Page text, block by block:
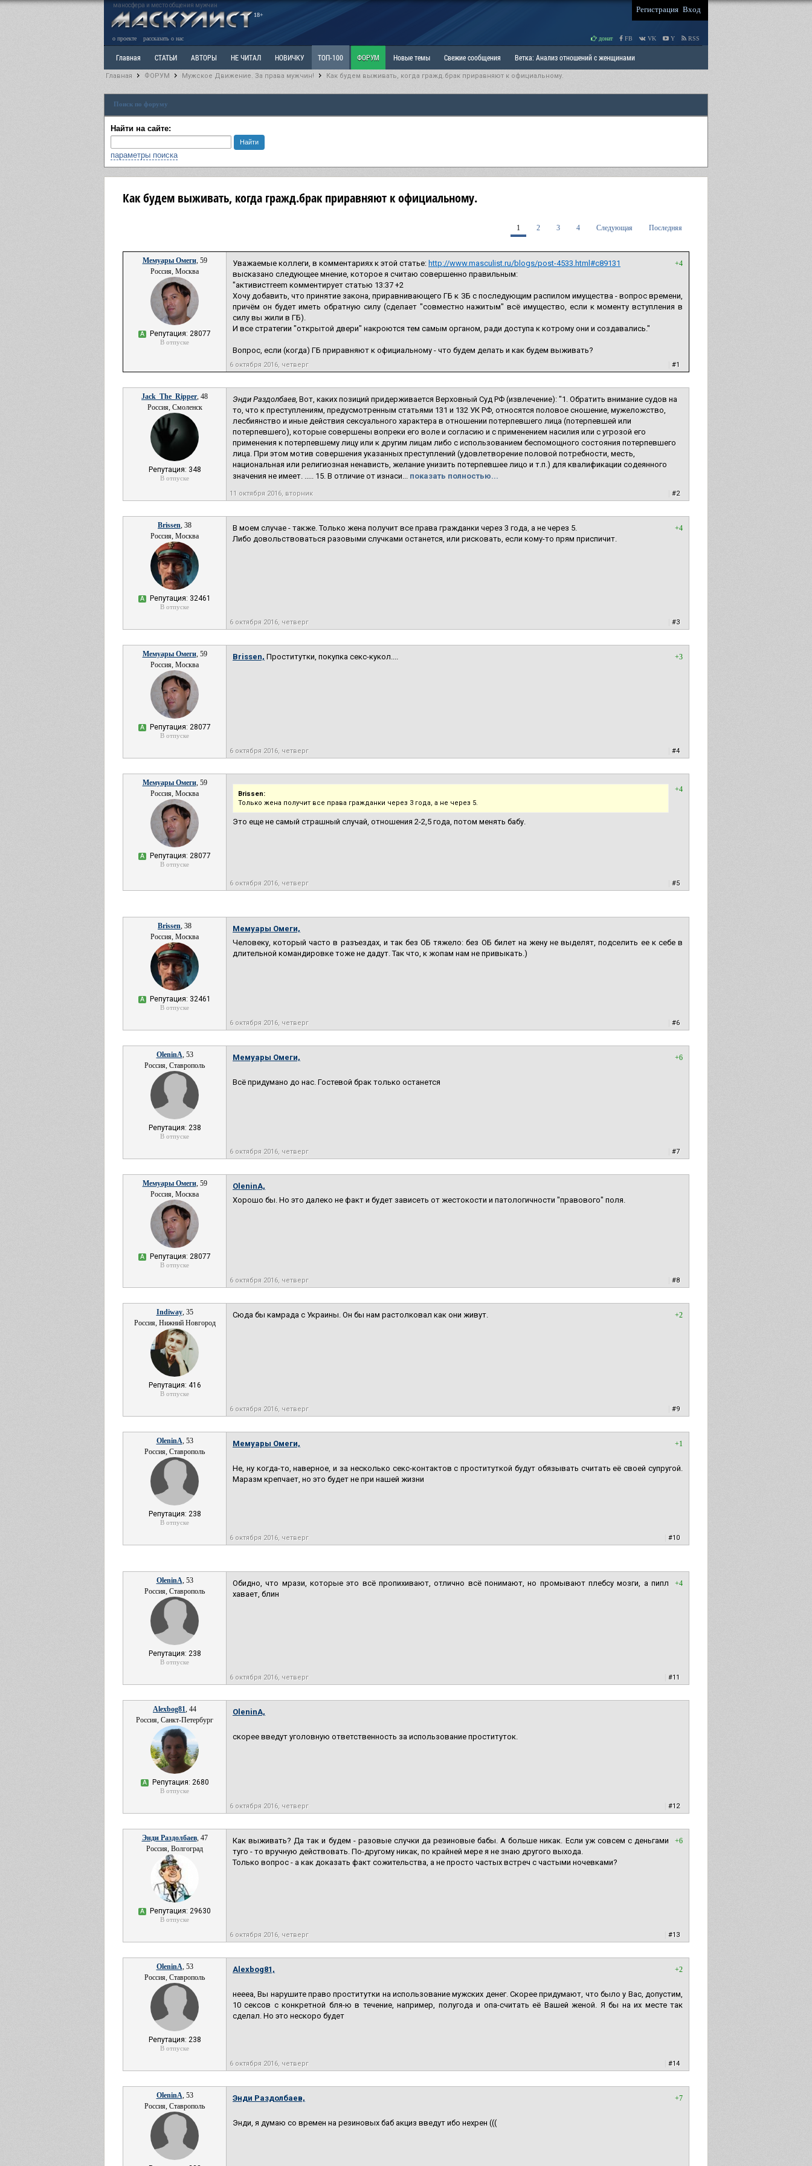
маносфера и место общения мужчин
18+
Регистрация Вход
о проекте рассказать о нас донат FB VK Y RSS
Главная СТАТЬИ АВТОРЫ НЕ ЧИТАЛ НОВИЧКУ ТОП-100 ФОРУМ Новые темы Свежие сообщения Ветка: Анализ отношений с женщинами
Ветка: Расстаюсь или Развожусь. САНЧАС Ветка: Наболевшее. Выскажись! РАЗДЕЛ: Мы и Женщины РАЗДЕЛ: Маскулизм, МД и права мужчин
РАЗДЕЛ: Разное
Главная ФОРУМ Мужское Движение. За права мужчин! Как будем выживать, когда гражд.брак приравняют к официальному.
Поиск по форуму
Найти на сайте:
параметры поиска
Как будем выживать, когда гражд.брак приравняют к официальному.
1 2 3 4 Следующая Последняя
Мемуары Омеги, 59
Россия, Москва
А Репутация: 28077
В отпуске
+4
Уважаемые коллеги, в комментариях к этой статье: http://www.masculist.ru/blogs/post-4533.html#c89131
высказано следующее мнение, которое я считаю совершенно правильным:
"активистreem комментирует статью 13:37 +2
Хочу добавить, что принятие закона, приравнивающего ГБ к ЗБ с последующим распилом имущества - вопрос времени,
причём он будет иметь обратную силу (сделает "совместно нажитым" всё имущество, если к моменту вступления в
силу вы жили в ГБ).
И все стратегии "открытой двери" накроются тем самым органом, ради доступа к котрому они и создавались."
Вопрос, если (когда) ГБ приравняют к официальному - что будем делать и как будем выживать?
6 октября 2016, четверг #1
Jack_The_Ripper, 48
Россия, Смоленск
Репутация: 348
В отпуске
Энди Раздолбаев, Вот, каких позиций придерживается Верховный Суд РФ (извлечение): "1. Обратить внимание судов на
то, что к преступлениям, предусмотренным статьями 131 и 132 УК РФ, относятся половое сношение, мужеложство,
лесбиянство и иные действия сексуального характера в отношении потерпевшего лица (потерпевшей или
потерпевшего), которые совершены вопреки его воле и согласию и с применением насилия или с угрозой его
применения к потерпевшему лицу или к другим лицам либо с использованием беспомощного состояния потерпевшего
лица. При этом мотив совершения указанных преступлений (удовлетворение половой потребности, месть,
национальная или религиозная ненависть, желание унизить потерпевшее лицо и т.п.) для квалификации содеянного
значения не имеет. ..... 15. В отличие от изнаси... показать полностью...
11 октября 2016, вторник #2
Brissen, 38
Россия, Москва
А Репутация: 32461
В отпуске
+4
В моем случае - также. Только жена получит все права гражданки через 3 года, а не через 5.
Либо довольствоваться разовыми случками останется, или рисковать, если кому-то прям приспичит.
6 октября 2016, четверг #3
Мемуары Омеги, 59
Россия, Москва
А Репутация: 28077
В отпуске
+3
Brissen, Проститутки, покупка секс-кукол....
6 октября 2016, четверг #4
Мемуары Омеги, 59
Россия, Москва
А Репутация: 28077
В отпуске
+4
Brissen:
Только жена получит все права гражданки через 3 года, а не через 5.
Это еще не самый страшный случай, отношения 2-2,5 года, потом менять бабу.
6 октября 2016, четверг #5
Brissen, 38
Россия, Москва
А Репутация: 32461
В отпуске
Мемуары Омеги,
Человеку, который часто в разъездах, и так без ОБ тяжело: без ОБ билет на жену не выделят, подселить ее к себе в
длительной командировке тоже не дадут. Так что, к жопам нам не привыкать.)
6 октября 2016, четверг #6
OleninA, 53
Россия, Ставрополь
Репутация: 238
В отпуске
+6
Мемуары Омеги,
Всё придумано до нас. Гостевой брак только останется
6 октября 2016, четверг #7
Мемуары Омеги, 59
Россия, Москва
А Репутация: 28077
В отпуске
OleninA,
Хорошо бы. Но это далеко не факт и будет зависеть от жестокости и патологичности "правового" поля.
6 октября 2016, четверг #8
Indiway, 35
Россия, Нижний Новгород
Репутация: 416
В отпуске
+2
Сюда бы камрада с Украины. Он бы нам растолковал как они живут.
6 октября 2016, четверг #9
OleninA, 53
Россия, Ставрополь
Репутация: 238
В отпуске
+1
Мемуары Омеги,
Не, ну когда-то, наверное, и за несколько секс-контактов с проституткой будут обязывать считать её своей супругой.
Маразм крепчает, но это будет не при нашей жизни
6 октября 2016, четверг #10
OleninA, 53
Россия, Ставрополь
Репутация: 238
В отпуске
+4
Обидно, что мрази, которые это всё пропихивают, отлично всё понимают, но промывают плебсу мозги, а пипл
хавает, блин
6 октября 2016, четверг #11
Alexbog81, 44
Россия, Санкт-Петербург
А Репутация: 2680
В отпуске
OleninA,
скорее введут уголовную ответственность за использование проституток.
6 октября 2016, четверг #12
Энди Раздолбаев, 47
Россия, Волгоград
А Репутация: 29630
В отпуске
+6
Как выживать? Да так и будем - разовые случки да резиновые бабы. А больше никак. Если уж совсем с деньгами
туго - то вручную действовать. По-другому никак, по крайней мере я не знаю другого выхода.
Только вопрос - а как доказать факт сожительства, а не просто частых встреч с частыми ночевками?
6 октября 2016, четверг #13
OleninA, 53
Россия, Ставрополь
Репутация: 238
В отпуске
+2
Alexbog81,
неееа, Вы нарушите право проститутки на использование мужских денег. Скорее придумают, что было у Вас, допустим,
10 сексов с конкретной бля-ю в течение, например, полугода и опа-считать её Вашей женой. Я бы на их месте так
сделал. Но это нескоро будет
6 октября 2016, четверг #14
OleninA, 53
Россия, Ставрополь
+7
Энди Раздолбаев,
Энди, я думаю со времен на резиновых баб акциз введут ибо нехрен (((